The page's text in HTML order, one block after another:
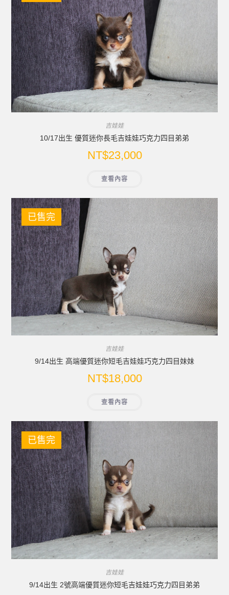
吉娃娃
10/17出生 優質迷你長毛吉娃娃巧克力四目弟弟
NT$23,000
查看內容
已售完
吉娃娃
9/14出生 高端優質迷你短毛吉娃娃巧克力四目妹妹
NT$18,000
查看內容
已售完
吉娃娃
9/14出生 2號高端優質迷你短毛吉娃娃巧克力四目弟弟